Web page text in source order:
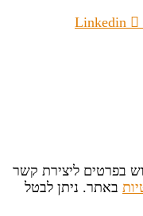
Linkedin
בפרטים ליצירת קשר
באתר. ניתן לבטל